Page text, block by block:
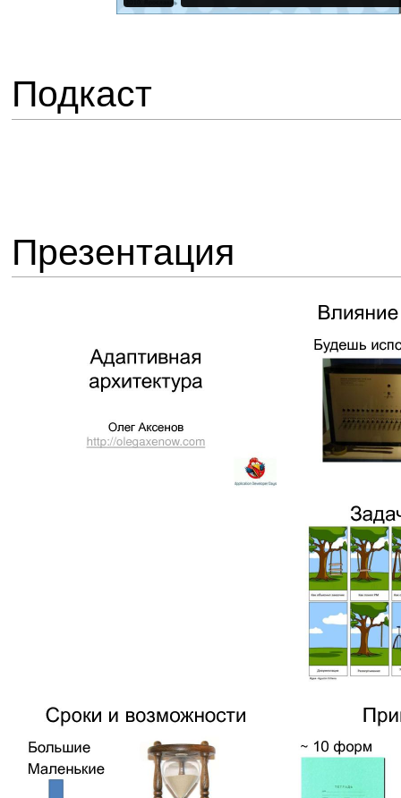
Подкаст
Презентация